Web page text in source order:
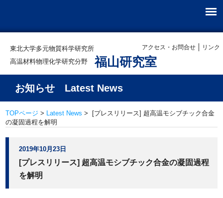
東北大学多元物質科学研究所
高温材料物理化学研究分野
福山研究室
アクセス・お問合せ リンク
お知らせ Latest News
TOPページ > Latest News > [プレスリリース] 超高温モシブチック合金
の凝固過程を解明
2019年10月23日
[プレスリリース] 超高温モシブチック合金の凝固過程
を解明